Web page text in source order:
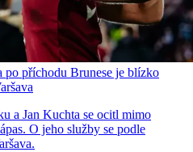
po příchodu Brunese je blízko
a Jan Kuchta se ocitl mimo
O jeho služby se podle